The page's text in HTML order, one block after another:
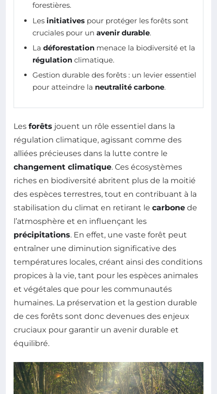
forestières.
Les initiatives pour protéger les forêts sont
cruciales pour un avenir durable.
La déforestation menace la biodiversité et la
régulation climatique.
Gestion durable des forêts : un levier essentiel
pour atteindre la neutralité carbone.
Les forêts jouent un rôle essentiel dans la
régulation climatique, agissant comme des
alliées précieuses dans la lutte contre le
changement climatique. Ces écosystèmes
riches en biodiversité abritent plus de la moitié
des espèces terrestres, tout en contribuant à la
stabilisation du climat en retirant le carbone de
l’atmosphère et en influençant les
précipitations. En effet, une vaste forêt peut
entraîner une diminution significative des
températures locales, créant ainsi des conditions
propices à la vie, tant pour les espèces animales
et végétales que pour les communautés
humaines. La préservation et la gestion durable
de ces forêts sont donc devenues des enjeux
cruciaux pour garantir un avenir durable et
équilibré.